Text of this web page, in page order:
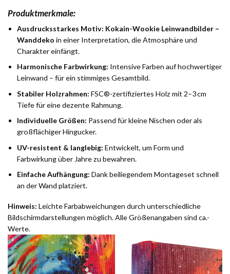
Produktmerkmale:
Ausdrucksstarkes Motiv: Kokain-Wookie Leinwandbilder –
Wanddeko in einer Interpretation, die Atmosphäre und
Charakter einfängt.
Harmonische Farbwirkung: Intensive Farben auf hochwertiger
Leinwand – für ein stimmiges Gesamtbild.
Stabiler Holzrahmen: FSC®-zertifiziertes Holz mit 2–3 cm
Tiefe für eine dezente Rahmung.
Individuelle Größen: Passend für kleine Nischen oder als
großflächiger Hingucker.
UV-resistent & langlebig: Entwickelt, um Form und
Farbwirkung über Jahre zu bewahren.
Einfache Aufhängung: Dank beiliegendem Montageset schnell
an der Wand platziert.
Hinweis: Leichte Farbabweichungen durch unterschiedliche
Bildschirmdarstellungen möglich. Alle Größenangaben sind ca.-
Werte.